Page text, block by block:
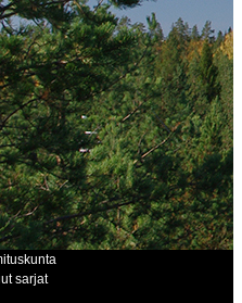
sarjat